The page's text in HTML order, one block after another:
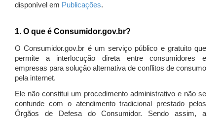
disponível em Publicações.
1. O que é Consumidor.gov.br?
O Consumidor.gov.br é um serviço público e gratuito que
permite a interlocução direta entre consumidores e
empresas para solução alternativa de conflitos de consumo
pela internet.
Ele não constitui um procedimento administrativo e não se
confunde com o atendimento tradicional prestado pelos
Órgãos de Defesa do Consumidor. Sendo assim, a